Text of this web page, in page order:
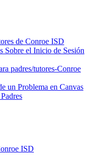
de Conroe ISD
Sobre el Inicio de Sesión
padres/tutores-Conroe
un Problema en Canvas
ISD